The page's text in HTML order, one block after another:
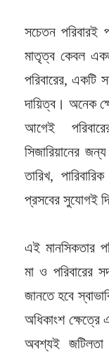
সচেতন পরিবারই
মাতৃত্ব কেবল
পরিবারের, একটি
দায়িত্ব। অনেক
আগেই
সিজারিয়ানের
তারিখ,
প্রসবের সুযোগই
এই মানসিকতার
মা ও পরিবারের
জানতে হবে
অধিকাংশ ক্ষেত্রে
অবশ্যই জটিলতা